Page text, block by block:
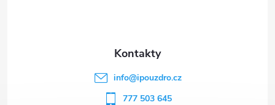
info@ipouzdro.cz
777 503 645